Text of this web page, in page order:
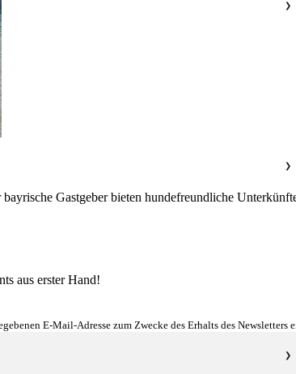
Gastgeber bieten hundefreundliche
aus erster Hand!
E-Mail-Adresse zum Zwecke des Erhalts des Newsletters
❯
❯
❯